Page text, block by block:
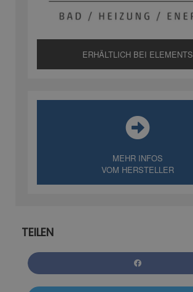
ERHÄLTLICH BEI ELEMENTS
MEHR INFOS
VOM HERSTELLER
TEILEN